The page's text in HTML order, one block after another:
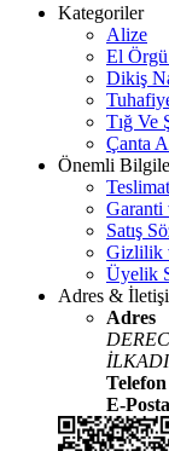
Kategoriler
Alize
El
Dikiş
Tığ Ve
Çanta
Önemli
Garanti
Satış
Gizlilik
Üyelik
Adres &
Adres
E-Posta